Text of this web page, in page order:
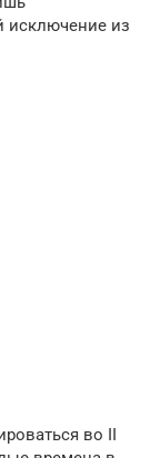
исключение из
во II